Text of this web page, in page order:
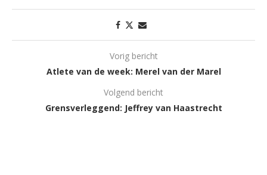
Vorig bericht
Atlete van de week: Merel van der Marel
Volgend bericht
Grensverleggend: Jeffrey van Haastrecht